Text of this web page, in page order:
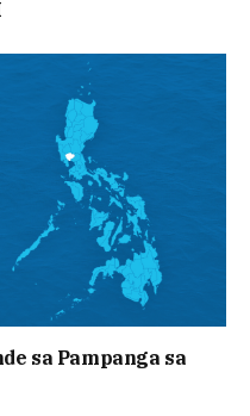
sa Pampanga sa